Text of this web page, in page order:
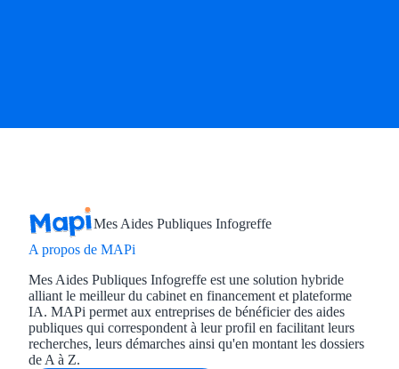
Mes Aides Publiques Infogreffe
A propos de MAPi
Mes Aides Publiques Infogreffe est une solution hybride
alliant le meilleur du cabinet en financement et plateforme
IA. MAPi permet aux entreprises de bénéficier des aides
publiques qui correspondent à leur profil en facilitant leurs
recherches, leurs démarches ainsi qu'en montant les dossiers
de A à Z.